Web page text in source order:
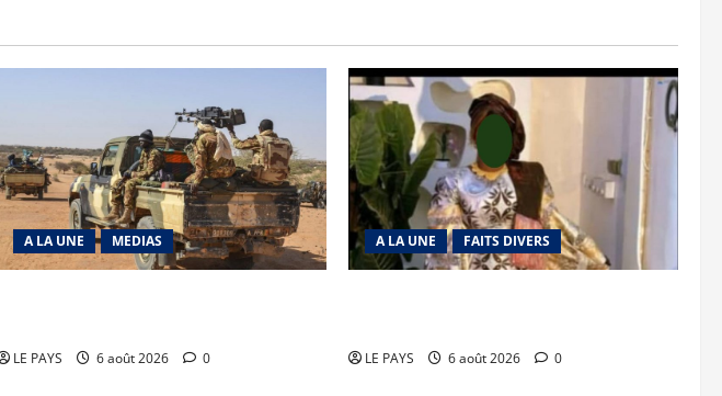
A LA UNE MEDIAS
LE PAYS 6 août 2026 0
A LA UNE FAITS DIVERS
LE PAYS 6 août 2026 0